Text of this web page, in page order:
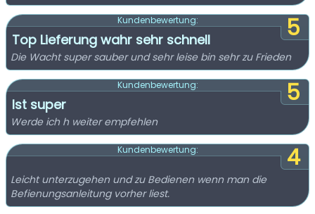
5
Kundenbewertung:
Top Lieferung wahr sehr schnell
Die Wacht super sauber und sehr leise bin sehr zu Frieden
5
Kundenbewertung:
Ist super
Werde ich h weiter empfehlen
4
Kundenbewertung:
Leicht unterzugehen und zu Bedienen wenn man die
Befienungsanleitung vorher liest.